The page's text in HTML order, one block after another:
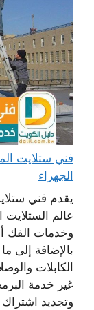
الجهراء
يقدم فني
عالم الستلايت
وخدمات الفك
بالإضافة إلى
الكابلات
غير خدمة
وتجديد